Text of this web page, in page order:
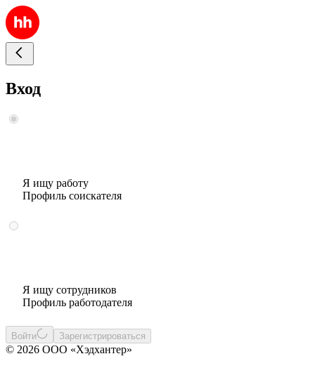
Вход
Я ищу работу
Профиль соискателя
Я ищу сотрудников
Профиль работодателя
Войти Зарегистрироваться
© 2026 ООО «Хэдхантер»